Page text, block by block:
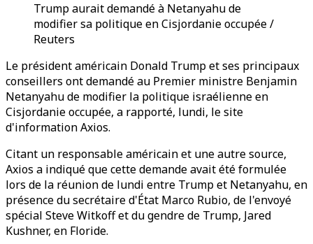
Trump aurait demandé à Netanyahu de
modifier sa politique en Cisjordanie occupée /
Reuters
Le président américain Donald Trump et ses principaux
conseillers ont demandé au Premier ministre Benjamin
Netanyahu de modifier la politique israélienne en
Cisjordanie occupée, a rapporté, lundi, le site
d'information Axios.
Citant un responsable américain et une autre source,
Axios a indiqué que cette demande avait été formulée
lors de la réunion de lundi entre Trump et Netanyahu, en
présence du secrétaire d'État Marco Rubio, de l'envoyé
spécial Steve Witkoff et du gendre de Trump, Jared
Kushner, en Floride.